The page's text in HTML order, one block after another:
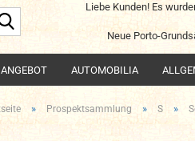
Suche...
Liebe Kunden! Es
Neue Porto-
AUTOMOBILIA
» Prospektsammlung » S »